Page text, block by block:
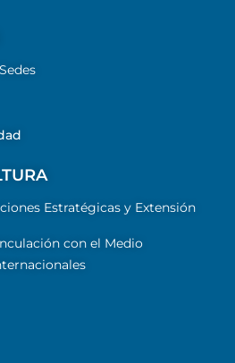
Estratégicas y Extensión
con el Medio